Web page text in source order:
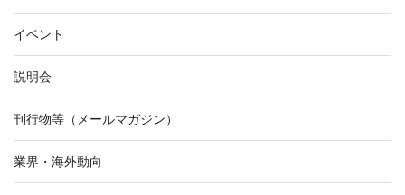
イベント
説明会
刊行物等（メールマガジン）
業界・海外動向